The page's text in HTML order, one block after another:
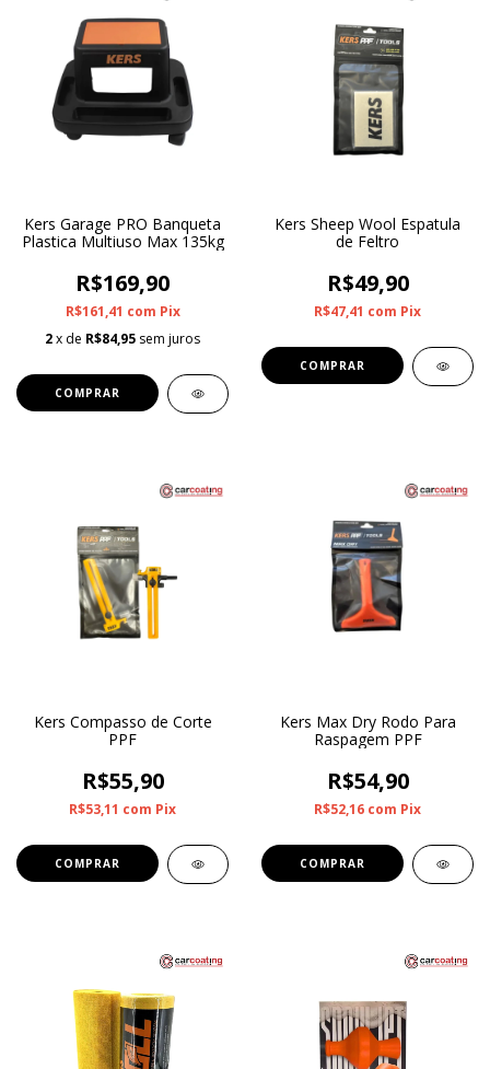
Kers Garage PRO Banqueta
Plastica Multiuso Max 135kg
R$169,90
R$161,41 com Pix
2x de R$84,95 sem juros
Kers Sheep Wool Espatula
de Feltro
R$49,90
R$47,41 com Pix
Kers Compasso de Corte
PPF
R$55,90
R$53,11 com Pix
Kers Max Dry Rodo Para
Raspagem PPF
R$54,90
R$52,16 com Pix